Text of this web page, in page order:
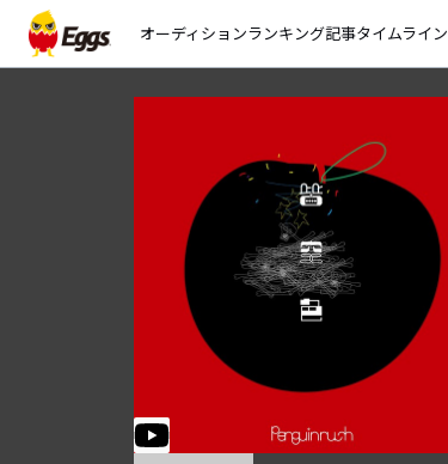
オーディションランキング記事タイムライン